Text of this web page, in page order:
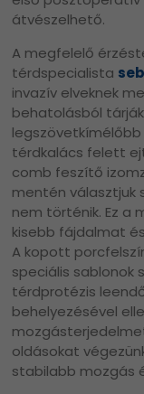
átvészelhető.
A megfelelő
térdspecialista
invazív elveknek
behatolásból
legszövetkímélőbb
térdkalács felett
comb feszítő
mentén
nem történik. Ez a
kisebb fájdalmat
A kopott
speciális sablonok
térdprotézis
behelyezésével
oldásokat
stabilabb mozgás